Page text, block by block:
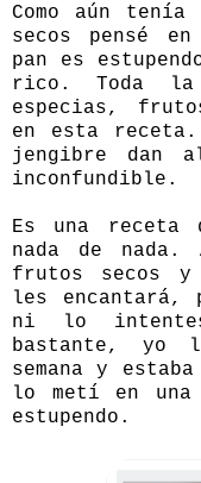
Como aún
secos pensé
pan es
rico. Toda la
especias,
en esta receta.
jengibre dan
inconfundible.
Es una receta
nada de
frutos secos y
les encantará,
ni lo
bastante, yo
semana y
lo metí en
estupendo.